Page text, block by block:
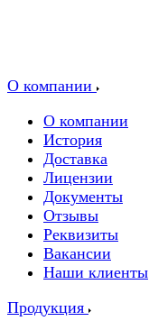
О компании
О компании
История
Доставка
Лицензии
Документы
Отзывы
Реквизиты
Вакансии
Наши клиенты
Продукция